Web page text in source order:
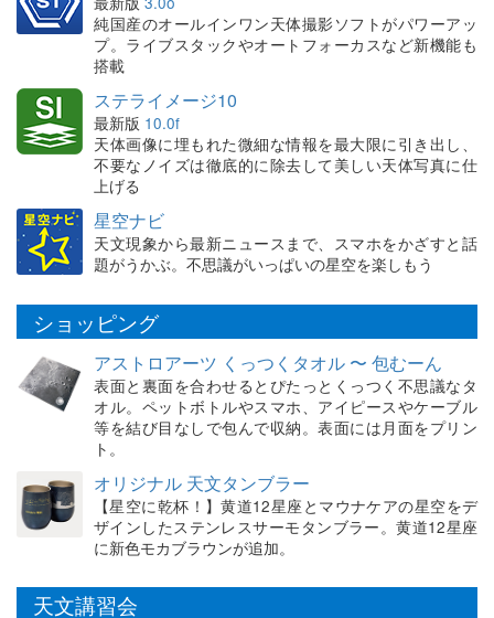
純国産のオールインワン天体撮影ソフトがパワーアッ
プ。ライブスタックやオートフォーカスなど新機能も
搭載
ステライメージ10
最新版 10.0f
天体画像に埋もれた微細な情報を最大限に引き出し、
不要なノイズは徹底的に除去して美しい天体写真に仕
上げる
星空ナビ
天文現象から最新ニュースまで、スマホをかざすと話
題がうかぶ。不思議がいっぱいの星空を楽しもう
ショッピング
アストロアーツ くっつくタオル 〜 包むーん
表面と裏面を合わせるとぴたっとくっつく不思議なタ
オル。ペットボトルやスマホ、アイピースやケーブル
等を結び目なしで包んで収納。表面には月面をプリン
ト。
オリジナル 天文タンブラー
【星空に乾杯！】黄道12星座とマウナケアの星空をデ
ザインしたステンレスサーモタンブラー。黄道12星座
に新色モカブラウンが追加。
天文講習会